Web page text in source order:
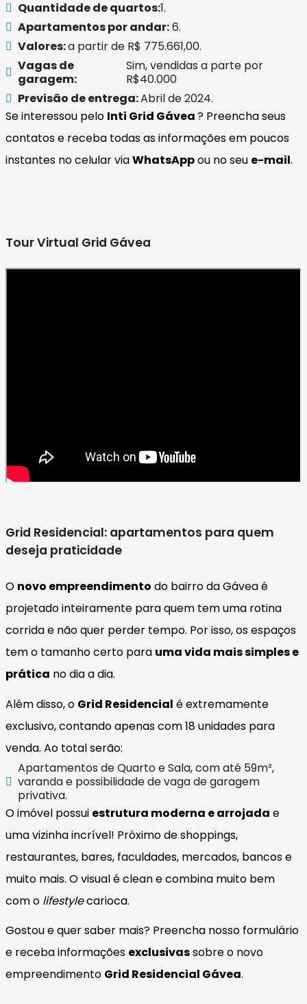
Quantidade de quartos:1.
Apartamentos por andar:6.
Valores:a partir de R$ 775.661,00.
Vagas de
garagem:
Sim, vendidas a parte por
R$40.000
Previsão de entrega:Abril de 2024.
Se interessou pelo Inti Grid Gávea? Preencha seus
contatos e receba todas as informações em poucos
instantes no celular viaWhatsAppou no seu e-mail.
Tour Virtual Grid Gávea
Grid Residencial: apartamentos para quem
deseja praticidade
O novo empreendimento do bairro da Gávea é
projetado inteiramente para quem tem uma rotina
corrida e não quer perder tempo. Por isso, os espaços
tem o tamanho certo para uma vida mais simples e
prática no dia a dia.
Além disso, o Grid Residencial é extremamente
exclusivo, contando apenas com 18 unidades para
venda. Ao total serão:
Apartamentos de Quarto e Sala, com até 59m²,
varanda e possibilidade de vaga de garagem
privativa.
O imóvel possui estrutura moderna e arrojada e
uma vizinha incrível! Próximo de shoppings,
restaurantes, bares, faculdades, mercados, bancos e
muito mais. O visual é clean e combina muito bem
com o lifestylecarioca.
Gostou e quer saber mais? Preencha nosso formulário
e receba informações exclusivassobre o novo
empreendimento Grid Residencial Gávea.